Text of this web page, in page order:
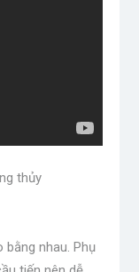
Giới thiệu về
All Blessings:
watch?
Nghèo, Khổ
thủy
nhau. Phụ